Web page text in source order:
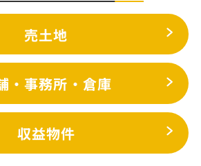
売土地
・事務所・倉庫
収益物件